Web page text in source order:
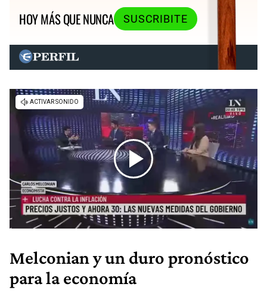
HOY MÁS QUE NUNCA
SUSCRIBITE
Melconian y un duro pronóstico
para la economía